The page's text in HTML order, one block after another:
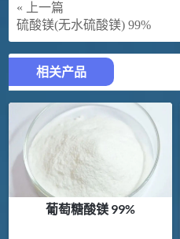
« 上一篇
硫酸镁(无水硫酸镁) 99%
相关产品
葡萄糖酸镁 99%